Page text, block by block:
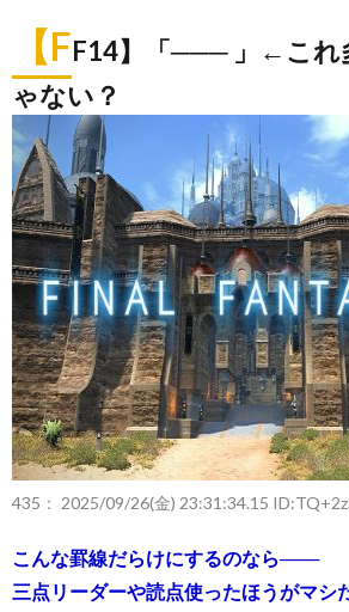
【FF14】「─── 」←これ
ゃない？
435： 2025/09/26(金) 23:31:34.15
こんな罫線だらけにするのなら───
三点リーダーや読点使ったほうがマシ